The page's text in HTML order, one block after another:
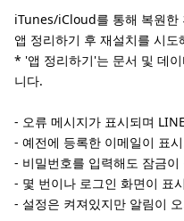
iTunes/iCloud를 통해 복원한
앱 정리하기 후 재설치를 시도
* '앱 정리하기'는 문서 및 데
니다.
- 오류 메시지가 표시되며
- 예전에 등록한 이메일이 표
- 비밀번호를 입력해도 잠금이
- 몇 번이나 로그인 화면이 표
- 설정은 켜져있지만 알림이